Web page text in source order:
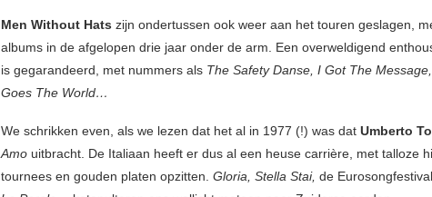
Men Without Hats zijn ondertussen ook weer aan het touren geslagen,
albums in de afgelopen drie jaar onder de arm. Een overweldigend
is gegarandeerd, met nummers als The Safety Danse, I Got The
Goes The World…
We schrikken even, als we lezen dat het al in 1977 (!) was dat Umberto
Amo uitbracht. De Italiaan heeft er dus al een heuse carrière, met talloze
tournees en gouden platen opzitten. Gloria, Stella Stai, de